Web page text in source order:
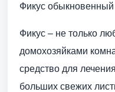
Фикус обыкновенный
Фикус – не только
домохозяйками
средство для
больших свежих